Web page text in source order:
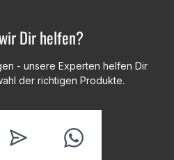
Dir helfen?
- unsere Experten helfen Dir
der richtigen Produkte.